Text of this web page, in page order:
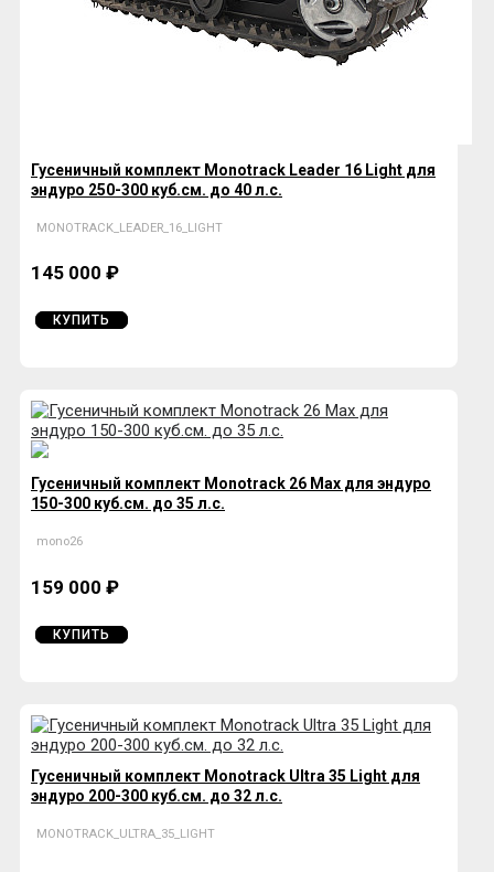
Гусеничный комплект Monotrack Leader 16 Light для
эндуро 250-300 куб.см. до 40 л.с.
MONOTRACK_LEADER_16_LIGHT
145 000 ₽
КУПИТЬ
Гусеничный комплект Monotrack 26 Max для эндуро
150-300 куб.см. до 35 л.с.
mono26
159 000 ₽
КУПИТЬ
Гусеничный комплект Monotrack Ultra 35 Light для
эндуро 200-300 куб.см. до 32 л.с.
MONOTRACK_ULTRA_35_LIGHT